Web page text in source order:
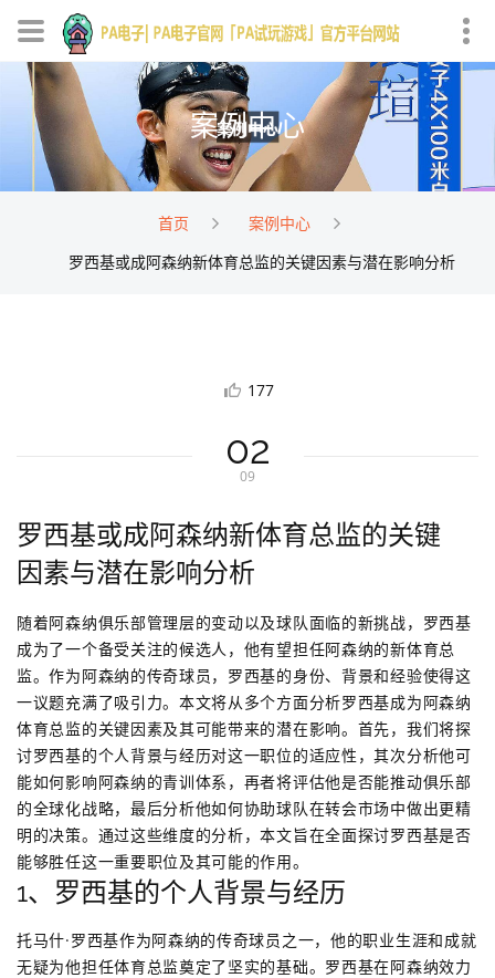
案例中心
首页
案例中心
罗西基或成阿森纳新体育总监的关键因素与潜在影响分析
177
02
09
罗西基或成阿森纳新体育总监的关键
因素与潜在影响分析
随着阿森纳俱乐部管理层的变动以及球队面临的新挑战，罗西基
成为了一个备受关注的候选人，他有望担任阿森纳的新体育总
监。作为阿森纳的传奇球员，罗西基的身份、背景和经验使得这
一议题充满了吸引力。本文将从多个方面分析罗西基成为阿森纳
体育总监的关键因素及其可能带来的潜在影响。首先，我们将探
讨罗西基的个人背景与经历对这一职位的适应性，其次分析他可
能如何影响阿森纳的青训体系，再者将评估他是否能推动俱乐部
的全球化战略，最后分析他如何协助球队在转会市场中做出更精
明的决策。通过这些维度的分析，本文旨在全面探讨罗西基是否
能够胜任这一重要职位及其可能的作用。
1、罗西基的个人背景与经历
托马什·罗西基作为阿森纳的传奇球员之一，他的职业生涯和成就
无疑为他担任体育总监奠定了坚实的基础。罗西基在阿森纳效力